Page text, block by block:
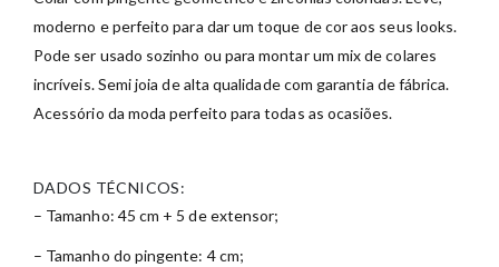
moderno e perfeito para dar um toque de cor aos seus looks.
Pode ser usado sozinho ou para montar um mix de colares
incríveis. Semi joia de alta qualidade com garantia de fábrica.
Acessório da moda perfeito para todas as ocasiões.
DADOS TÉCNICOS:
– Tamanho: 45 cm + 5 de extensor;
– Tamanho do pingente: 4 cm;